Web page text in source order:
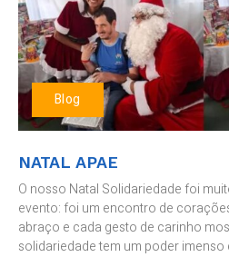
Blog
NATAL APAE
O nosso Natal Solidariedade foi
evento: foi um encontro de
abraço e cada gesto de carinho
solidariedade tem um poder imenso